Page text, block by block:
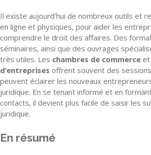
Il existe aujourd’hui de nombreux outils et
en ligne et physiques, pour aider les
comprendre le droit des affaires. Des
séminaires, ainsi que des ouvrages
très utiles. Les chambres de commerce et
d’entreprises offrent souvent des
peuvent éclairer les nouveaux
juridique. En se tenant informé et en
contacts, il devient plus facile de saisir les
juridique.
En résumé